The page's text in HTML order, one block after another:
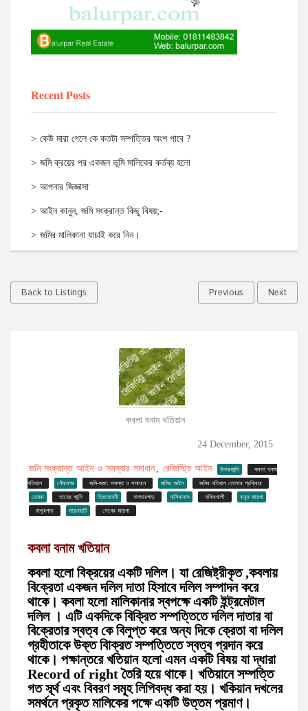
Recent Posts
কেউ মারা গেলে কে কতটা সম্পত্তির অংশ পাবে ?
জমি ক্রয়ের পর একজন ভূমি মালিকের কর্তব্য হলো
আপনার জিজ্ঞাসা
আইন কানুন, জমি সংক্রান্ত কিছু বিষয়;-
জমির মালিকানা যাচাই করে নিন।
Back to Listings Previous Next
কবলা বনাম খতিয়ান
24 December, 2015
জমি সংক্রান্ত আইন ও সমস্যার সমাধান রেজিস্ট্রি আইন ইদারকান্দি
কবলা বনাম
খতিয়ান
গৌরনগর জমি-জমা: সমস্যা ও সমাধান জমির আইন
জমির খতিয়ান তোলার প্রক্রিয়া
ডেমরা
তাহের কান্দি ত্রিমোহনী নাগদারপাড় নাসিরাবাদ ফকিরখালী
বাবুর জায়গা
বালুরপাড়
লায়নহাটি শেখের জায়গা
কবলা বনাম খতিয়ান
কবলা হলো বিক্রয়ের একটি দলিল। যা রেজিষ্ট্রীকৃত ,কবলায়
বিক্রেতা একজন দলিল দাতা হিসাবে দলিল সম্পাদন করে
থাকে। কবলা হলো মালিকানার স্বপক্ষে একটি ইন্ট্রমেটাল
দলিল । এটি একদিকে বিক্রিত সম্পত্তিতে দলিল দাতার বা
বিক্রেতার স্বত্ব কে বিলুপ্ত করে অন্য দিকে ক্রেতা বা দলিল
গ্রহীতাকে উক্ত বিাক্রত সম্পত্তিতে স্বত্ব প্রদান করে
থাকে। পক্ষান্তরে খতিয়ান হলো এমন একটি বিষয় যা দ্ধারা
Record of right তৈরি হয়ে থাকে। খতিয়ানে সম্পত্তি
গত র্স্ব্থ এবং বিবরণ সমূহ লিপিবদ্ধ করা হয়। খকিয়ান দখলের
সমর্থনে প্রকৃত মালিকের পক্ষে একটি উত্তম প্রমাণ।